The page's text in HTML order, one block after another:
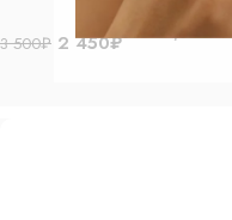
3 500₽ 2 450₽
В корзину